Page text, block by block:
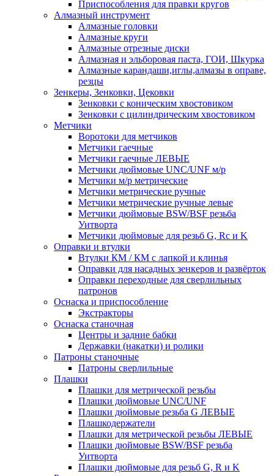
Приспособления для правки кругов
Алмазный инструмент
Алмазные головки
Алмазные круги
Алмазные отрезные диски
Алмазная и эльборовая паста, ГОИ, Шкурка
Алмазные карандаши,иглы,алмазы в оправе,
резцы
Зенкеры, Зенковки, Цековки
Зенковки с коническим хвостовиком
Зенковки с цилиндрическим хвостовиком
Метчики
Воротоки для метчиков
Метчики гаечные
Метчики гаечные ЛЕВЫЕ
Метчики дюймовые UNC/UNF м/р
Метчики м/р метрические
Метчики метрические ручные
Метчики метрические ручные левые
Метчики дюймовые BSW/BSF резьба
Уитворта
Метчики дюймовые для резьб G, Rc и K
Оправки и втулки
Втулки КМ / КМ с лапкой и клинья
Оправки для насадных зенкеров и развёрток
Оправки переходные для сверлильных
патронов
Оснаска и приспособление
Экстракторы
Оснаска станочная
Центры и задние бабки
Державки (накатки) и ролики
Патроны станочные
Патроны сверлильные
Плашки
Плашки для метрической резьбы
Плашки дюймовые UNC/UNF
Плашки дюймовые резьба G ЛЕВЫЕ
Плашкодержатели
Плашки для метрической резьбы ЛЕВЫЕ
Плашки дюймовые BSW/BSF резьба
Уитворта
Плашки дюймовые для резьб G, R и K